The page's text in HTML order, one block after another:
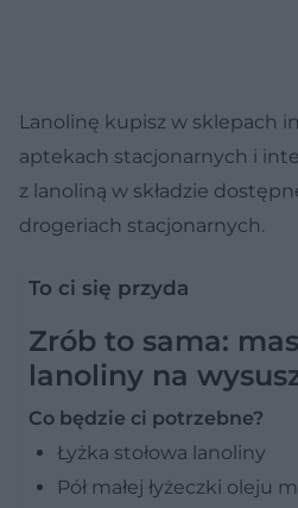
Lanolinę kupisz w sklepach
aptekach stacjonarnych i
z lanoliną w składzie
drogeriach stacjonarnych.
To ci się przyda
Zrób to sama:
lanoliny na
Co będzie ci potrzebne?
Łyżka stołowa lanoliny
Pół małej łyżeczki oleju